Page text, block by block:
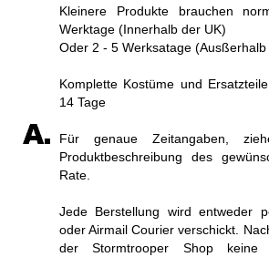
Kleinere Produkte brauchen
Werktage (Innerhalb der UK)
Oder 2 - 5 Werksatage (Ausßerhalb
Komplette Kostüme und
14 Tage
Für genaue Zeitangaben,
Produktbeschreibung des
Rate.
Jede Berstellung wird entweder
oder Airmail Courier verschickt.
der Stormtrooper Shop keine